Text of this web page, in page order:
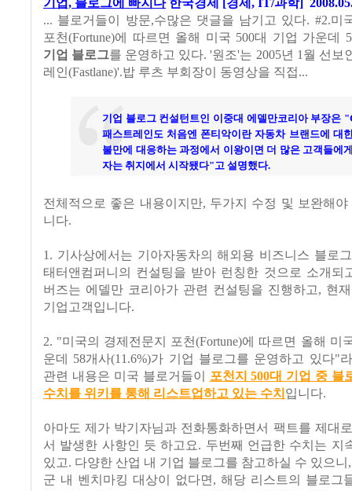
기업, 블로그에 빠지다 한국경제 [경제, IT/과학]
... 블로거들이 방문,수많은 댓글을 남기고 있다. #2.미
포천(Fortune)에 따르면 올해 미국 500대 기업 가운데
기업 블로그를 운영하고 있다. '원조'는 2005년 1월 선보
레인(Fastlane)'.밥 루츠 부회장이 동영상을 직접...
기업 블로그 컨설턴트인 이중대 에델만코리아 부장은
패스트레인도 처음엔 폰티악이란 자동차 브랜드에 대
불만에 대응하는 과정에서 이왕이면 더 많은 고객들에
자는 취지에서 시작됐다"고 설명했다.
전체적으로 좋은 내용이지만, 두가지 수정 및 보완해
니다.
1. 기사상에서는 기아자동차의 해외용 비즈니스 블로
태터앤컴퍼니의 컨설팅을 받아 런칭한 것으로 소개되
버즈는 에델만 코리아가 관련 컨설팅을 진행하고, 현
기업고객입니다.
2. "미국의 경제전문지 포천(Fortune)에 따르면 올해 미
운데 58개사(11.6%)가 기업 블로그를 운영하고 있다"
관련 내용은 미국 블로거들이 포천지 500대 기업 중 블
수치를 위키를 통해 리스트업하고 있는 수치 입니다.
아마도 제가 박기자님과 전화통화하면서 팩트를 제대
서 발생한 사항인 듯 하고요. 두번째 언급한 수치는 지
있고. 다양한 산업 내 기업 블로그를 참고하실 수 있으
군 내 벤치마킹 대상이 없다면, 해당 리스트의 블로그